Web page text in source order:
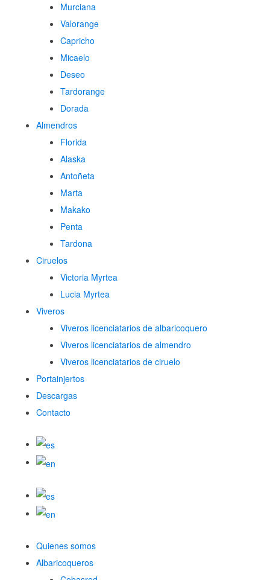
Murciana
Valorange
Capricho
Micaelo
Deseo
Tardorange
Dorada
Almendros
Florida
Alaska
Antoñeta
Marta
Makako
Penta
Tardona
Ciruelos
Victoria Myrtea
Lucia Myrtea
Viveros
Viveros licenciatarios de albaricoquero​
Viveros licenciatarios de almendro​
Viveros licenciatarios de ciruelo
Portainjertos
Descargas
Contacto
Quienes somos
Albaricoqueros